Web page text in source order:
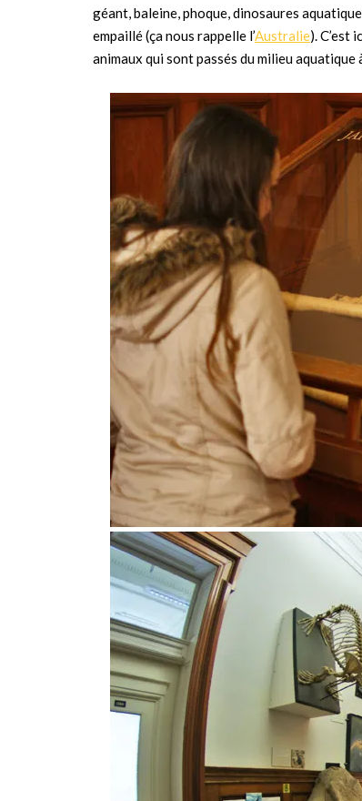
géant, baleine, phoque, dinosaures
empaillé (ça nous rappelle l’Australie). C’est
animaux qui sont passés du milieu aquatique